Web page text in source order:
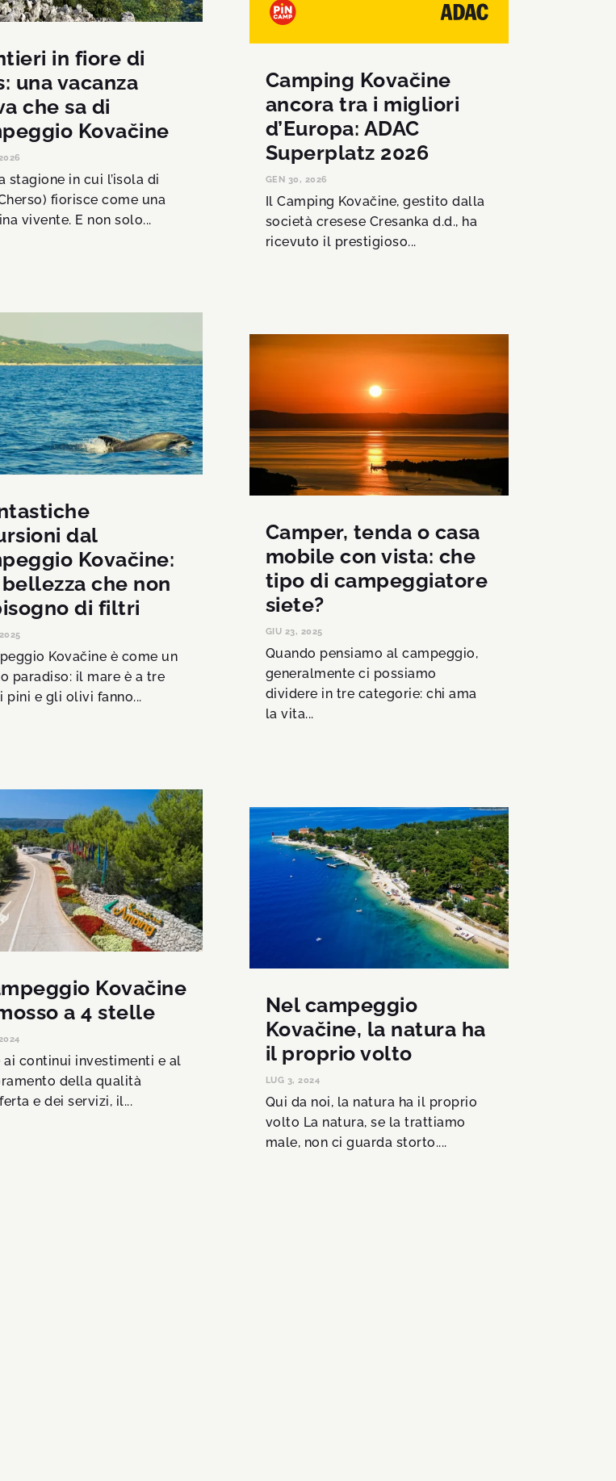
in fiore di
una vacanza
che sa di
Kovačine
stagione in cui l’isola di
fiorisce come una
vivente. E non solo...
dal
Kovačine:
che non
di filtri
Kovačine è come un
paradiso: il mare è a tre
pini e gli olivi fanno...
Kovačine
a 4 stelle
ai continui investimenti e al
della qualità
e dei servizi, il...
Camping Kovačine
ancora tra i migliori
d’Europa: ADAC
Superplatz 2026
GEN 30, 2026
Il Camping Kovačine, gestito dalla
società cresese Cresanka d.d., ha
ricevuto il prestigioso...
Camper, tenda o casa
mobile con vista: che
tipo di campeggiatore
siete?
GIU 23, 2025
Quando pensiamo al campeggio,
generalmente ci possiamo
dividere in tre categorie: chi ama
la vita...
Nel campeggio
Kovačine, la natura ha
il proprio volto
LUG 3, 2024
Qui da noi, la natura ha il proprio
volto La natura, se la trattiamo
male, non ci guarda storto....